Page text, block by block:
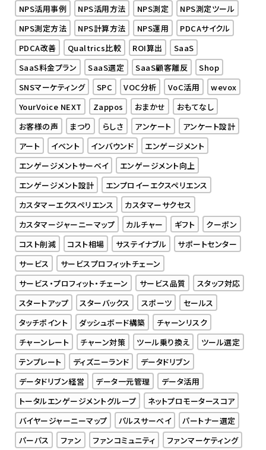
NPS活用事例
NPS活用方法 NPS測定
NPS測定ツール
NPS測定方法
NPS計算方法 NPS運用
PDCAサイクル
PDCA改善
Qualtrics比較 ROI算出
SaaS
SaaS料金プラン
SaaS選定 SaaS顧客離反
Shop
SNSマーケティング
SPC VOC分析 VoC活用
wevox
YourVoice NEXT
Zappos おまかせ
おもてなし
お客様の声
まつり らしさ アンケート
アンケート設計
アート
イベント インバウンド
エンゲージメント
エンゲージメントサーベイ
エンゲージメント向上
エンゲージメント設計
エンプロイーエクスペリエンス
カスタマーエクスペリエンス
カスタマーサクセス
カスタマージャーニーマップ
カルチャー ギフト
クーポン
コスト削減
コスト相場 サステイナブル
サポートセンター
サービス
サービスプロフィットチェーン
サービス・プロフィット・チェーン
サービス品質
スタッフ対応
スタートアップ
スターバックス スポーツ
セールス
タッチポイント
ダッシュボード構築
チャーンリスク
チャーンレート
チャーン対策 ツール乗り換え
ツール選定
テンプレート
ディズニーランド
データドリブン
データドリブン経営
データ一元管理
データ活用
トータルエンゲージメントグループ
ネットプロモータースコア
バイヤージャーニーマップ
パルスサーベイ
パートナー選定
パーパス
ファン ファンコミュニティ
ファンマーケティング